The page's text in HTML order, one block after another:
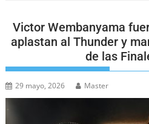
Victor Wembanyama
aplastan al Thunder y
de las
29 mayo, 2026 Master